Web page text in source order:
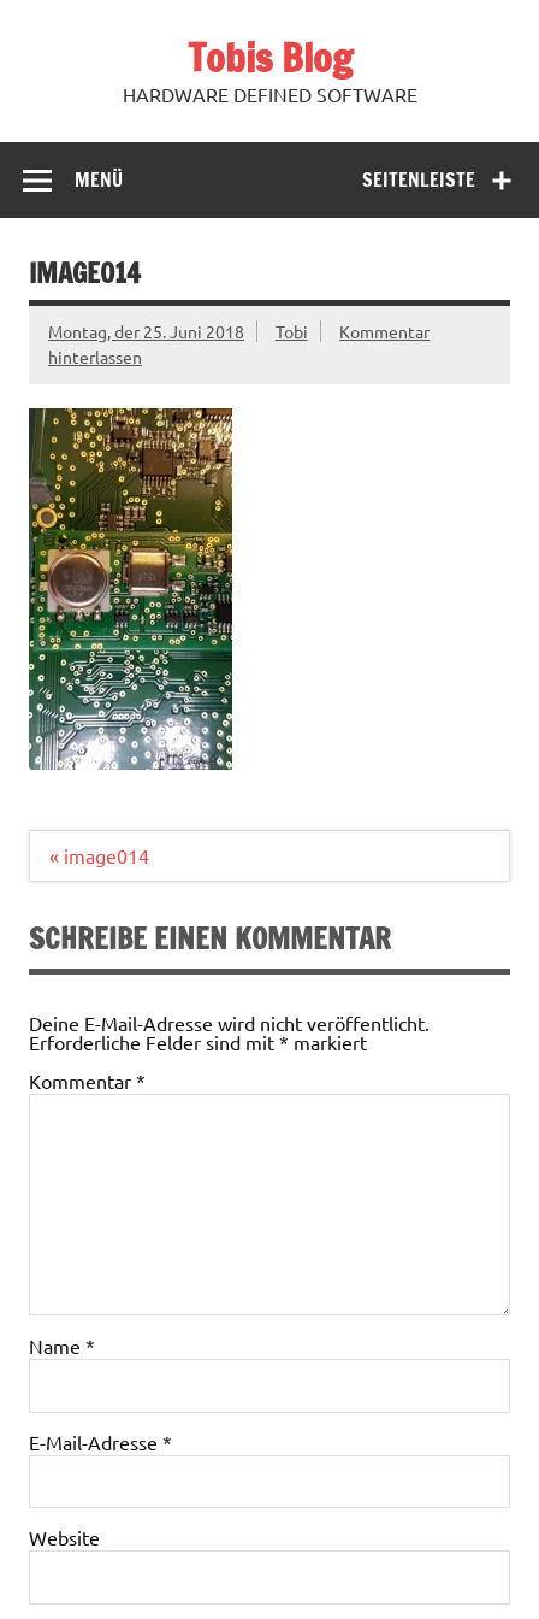
Tobis Blog
HARDWARE DEFINED SOFTWARE
SEITENLEISTE
MENÜ
IMAGE014
Montag, der 25. Juni 2018 Tobi
Kommentar
hinterlassen
Beitragsnavigation
« image014
SCHREIBE EINEN KOMMENTAR
Deine E-Mail-Adresse wird nicht veröffentlicht.
Erforderliche Felder sind mit * markiert
Kommentar *
Name *
E-Mail-Adresse *
Website